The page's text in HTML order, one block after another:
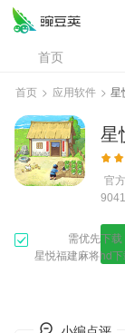
首页
资讯
问答
首页 > 应用软件 > 星
星
官
需优先下载
星悦福建麻将hd